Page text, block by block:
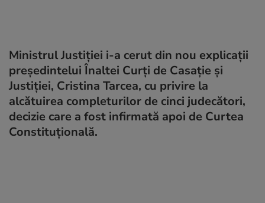
Ministrul Justiției i-a cerut din nou explicații
președintelui Înaltei Curți de Casație și
Justiției, Cristina Tarcea, cu privire la
alcătuirea completurilor de cinci judecători,
decizie care a fost infirmată apoi de Curtea
Constituțională.